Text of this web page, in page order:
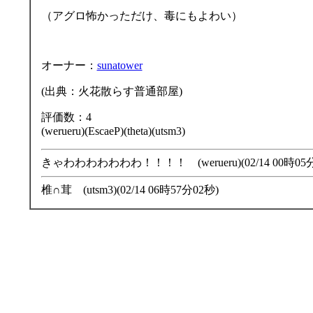
（アグロ怖かっただけ、毒にもよわい）
オーナー： sunatower
(出典：火花散らす普通部屋)
評価数：4
(werueru)(EscaeP)(theta)(utsm3)
きゃわわわわわわわ！！！！ (werueru)(02/14 00時05
椎∩茸 (utsm3)(02/14 06時57分02秒)